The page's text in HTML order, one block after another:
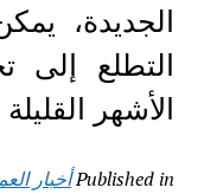
الجديدة،
التطلع
الأشهر
Published inأخبار